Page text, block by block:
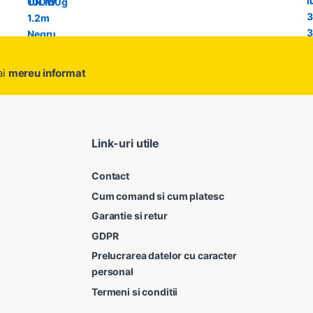
mereu informat
Link-uri utile
Contact
Cum comand si cum platesc
Garantie si retur
GDPR
Prelucrarea datelor cu caracter
personal
Termeni si conditii